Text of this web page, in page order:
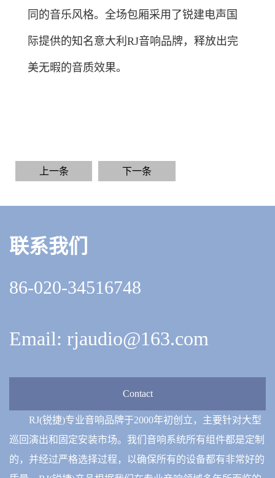
同的音乐风格。全场包厢采用了锐建电声国
际提供的知名意大利RJ音响品牌，释放出完
美无暇的音质效果。
上一条 下一条
联系我们
86-020-34516748
Email: rjaudio@163.com
Contact
RJ(锐捷)专业音响品牌于2000年初创立，主要针对大型
巡回演出和固定安装市场。我们音响系统所有组件都是定制
的，并经过严格选择过程，以确保所有的设备都有非常好的